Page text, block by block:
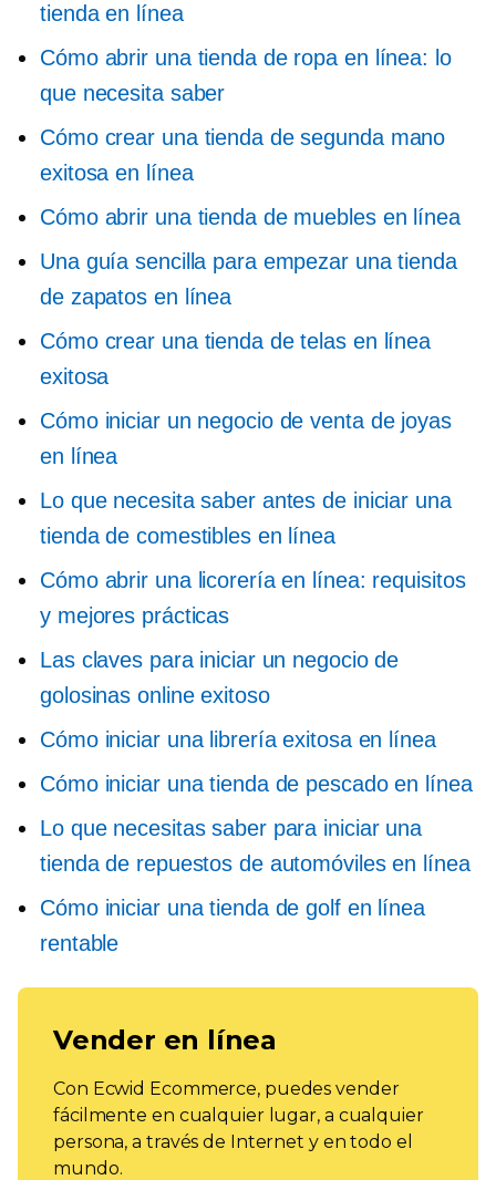
tienda en línea
Cómo abrir una tienda de ropa en línea: lo
que necesita saber
Cómo crear una tienda de segunda mano
exitosa en línea
Cómo abrir una tienda de muebles en línea
Una guía sencilla para empezar una tienda
de zapatos en línea
Cómo crear una tienda de telas en línea
exitosa
Cómo iniciar un negocio de venta de joyas
en línea
Lo que necesita saber antes de iniciar una
tienda de comestibles en línea
Cómo abrir una licorería en línea: requisitos
y mejores prácticas
Las claves para iniciar un negocio de
golosinas online exitoso
Cómo iniciar una librería exitosa en línea
Cómo iniciar una tienda de pescado en línea
Lo que necesitas saber para iniciar una
tienda de repuestos de automóviles en línea
Cómo iniciar una tienda de golf en línea
rentable
Vender en línea
Con Ecwid Ecommerce, puedes vender
fácilmente en cualquier lugar, a cualquier
persona, a través de Internet y en todo el
mundo.